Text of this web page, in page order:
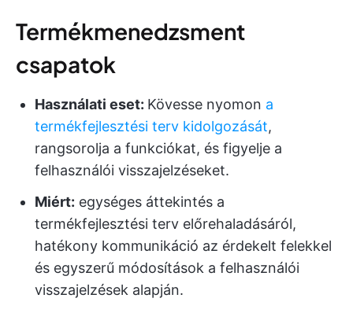
Termékmenedzsment
csapatok
Használati eset: Kövesse nyomon a
termékfejlesztési terv kidolgozását,
rangsorolja a funkciókat, és figyelje a
felhasználói visszajelzéseket.
Miért: egységes áttekintés a
termékfejlesztési terv előrehaladásáról,
hatékony kommunikáció az érdekelt felekkel
és egyszerű módosítások a felhasználói
visszajelzések alapján.